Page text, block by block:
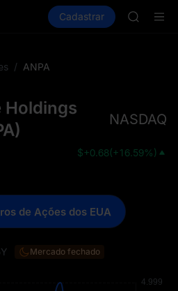
Mercados Spot Futuros
Cadastrar
LLY
HEI
/ ANPA
Holdings
)
NASDAQ
$+0.68(+16.59%)
Mercado fechado
de Ações dos EUA